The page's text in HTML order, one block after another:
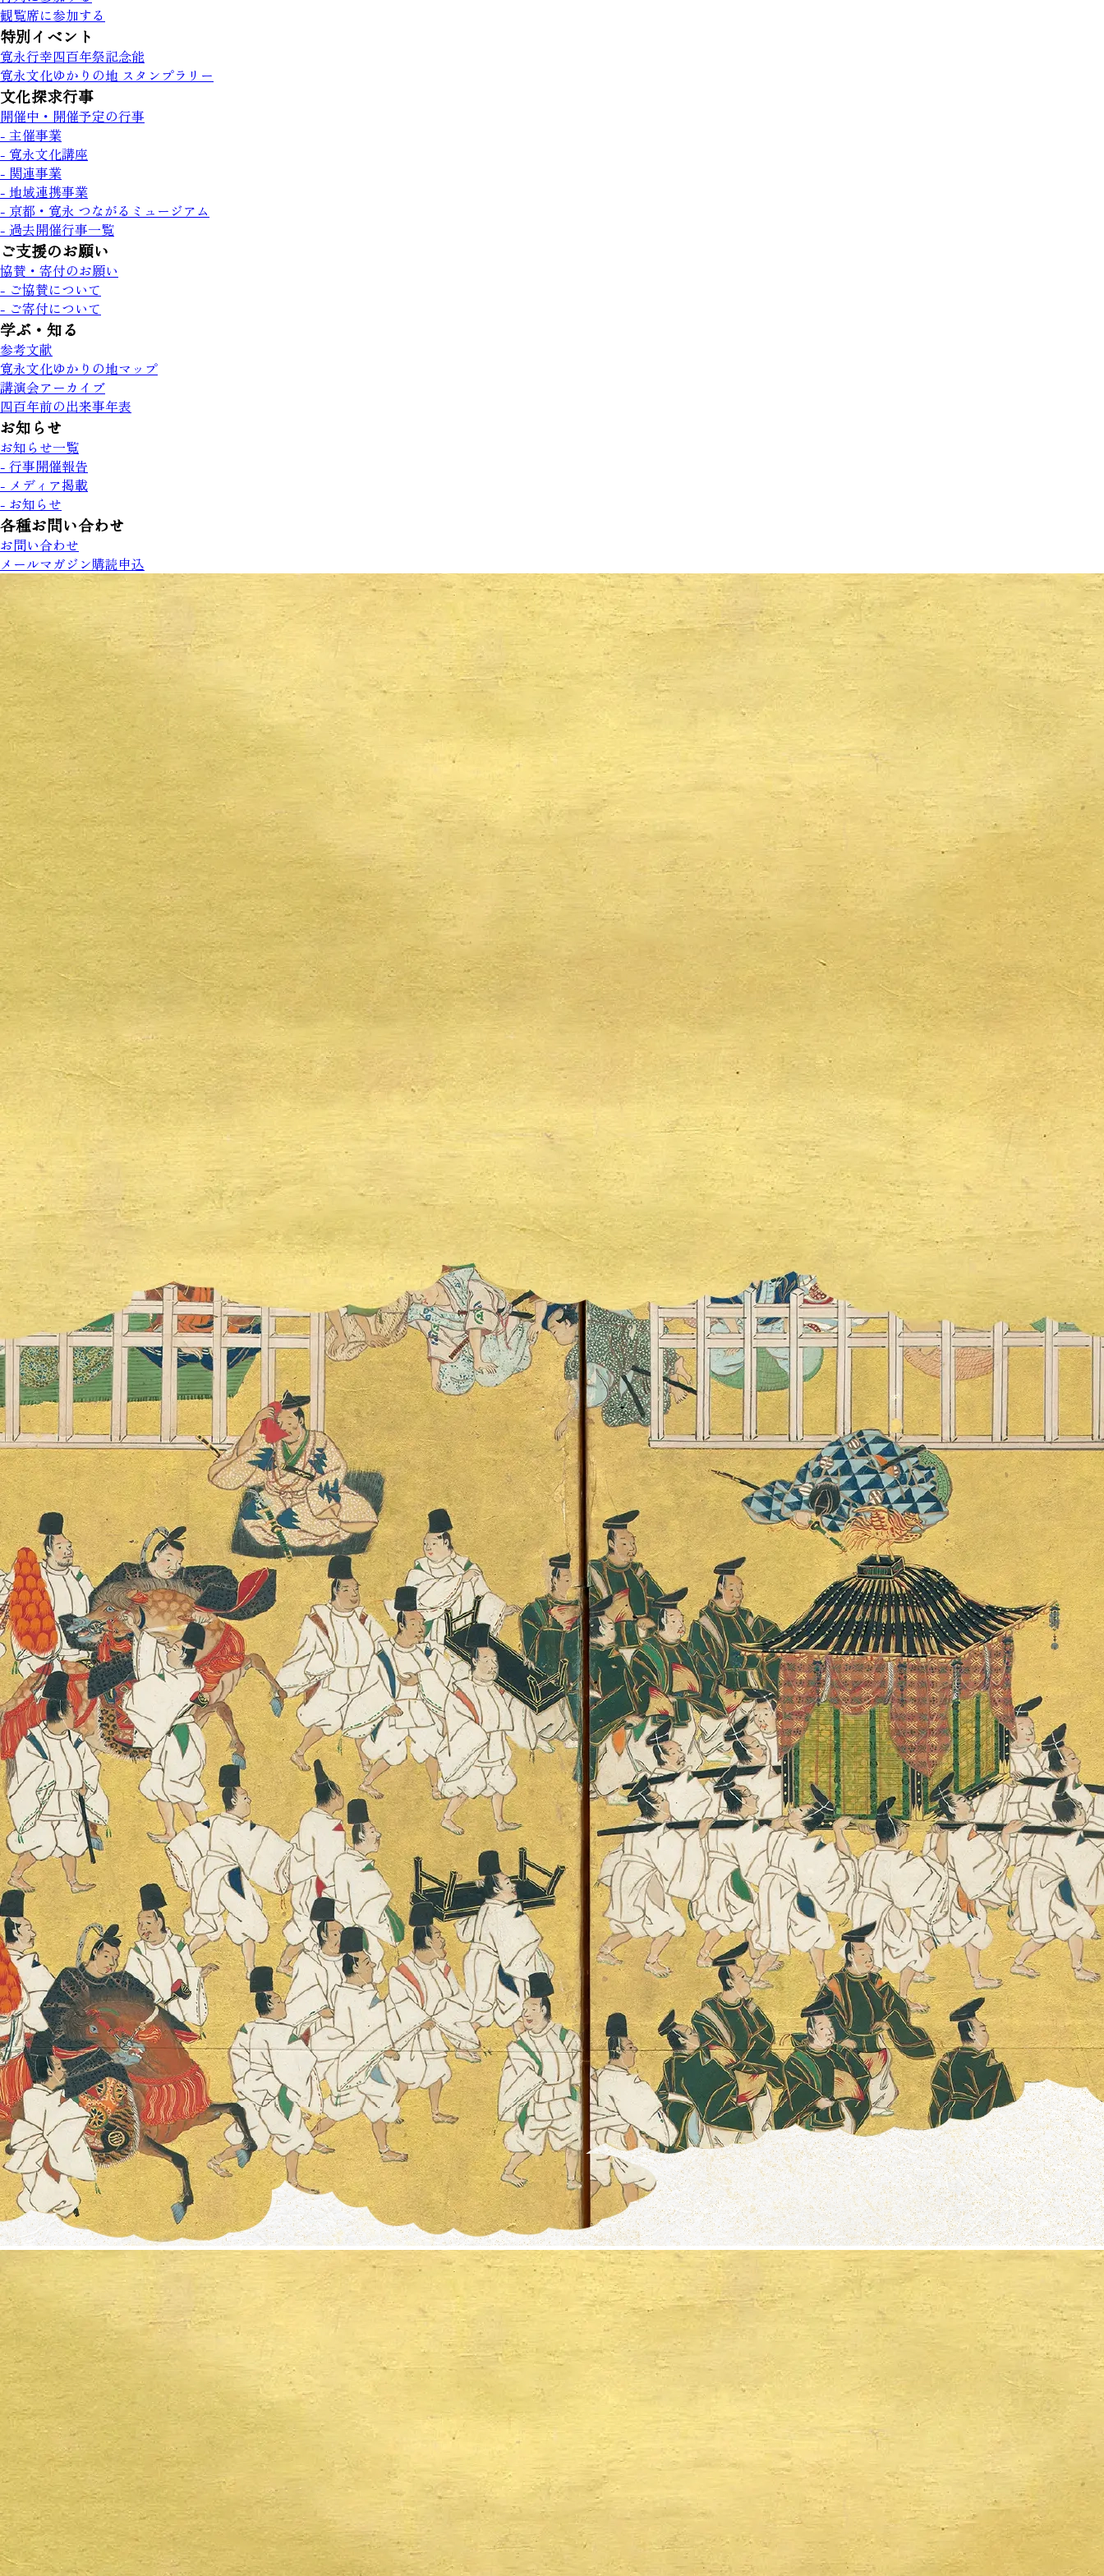
観覧席に参加する
特別イベント
寛永行幸四百年祭記念能
寛永文化ゆかりの地 スタンプラリー
文化探求行事
開催中・開催予定の行事
- 主催事業
- 寛永文化講座
- 関連事業
- 地域連携事業
- 京都・寛永 つながるミュージアム
- 過去開催行事一覧
ご支援のお願い
協賛・寄付のお願い
- ご協賛について
- ご寄付について
学ぶ・知る
参考文献
寛永文化ゆかりの地マップ
講演会アーカイブ
四百年前の出来事年表
お知らせ
お知らせ一覧
- 行事開催報告
- メディア掲載
- お知らせ
各種お問い合わせ
お問い合わせ
メールマガジン購読申込